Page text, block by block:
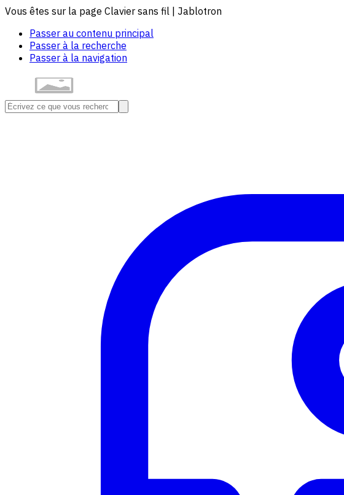
Vous êtes sur la page Clavier sans fil | Jablotron
Passer au contenu principal
Passer à la recherche
Passer à la navigation